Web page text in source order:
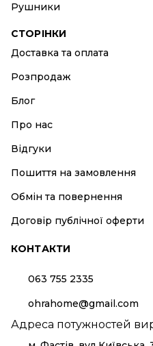
Рушники
СТОРІНКИ
Доставка та оплата
Розпродаж
Блог
Про нас
Відгуки
Пошиття на замовлення
Обмін та повернення
Договір публічної оферти
КОНТАКТИ
063 755 2335
ohrahome@gmail.com
Адреса потужностей